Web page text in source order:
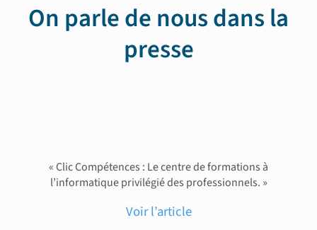
On parle de nous dans la
presse
« Clic Compétences : Le centre de formations à
l’informatique privilégié des professionnels. »
Voir l’article